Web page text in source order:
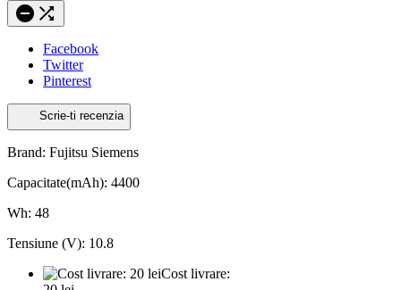
 
Facebook
Twitter
Pinterest
Scrie-ti recenzia
Brand: Fujitsu Siemens
Capacitate(mAh): 4400
Wh: 48
Tensiune (V): 10.8
Cost livrare: